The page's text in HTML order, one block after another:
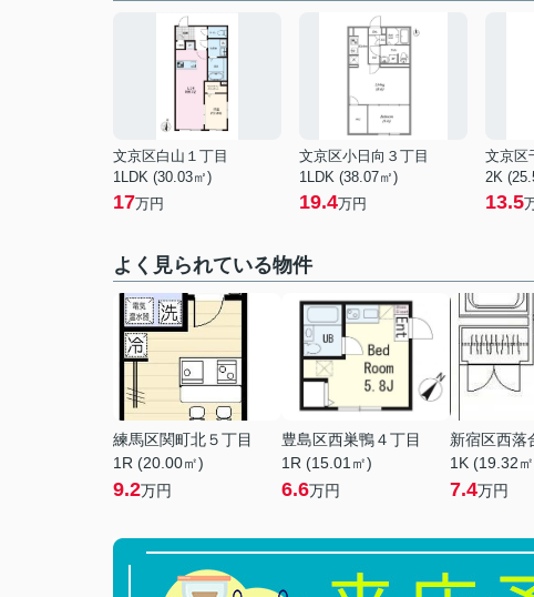
文京区白山１丁目
1LDK (30.03㎡)
17万円
文京区小日向３丁目
1LDK (38.07㎡)
19.4万円
文京区
2K
13.5
よく見られている物件
練馬区関町北５丁目
1R (20.00㎡)
9.2万円
豊島区西巣鴨４丁目
1R (15.01㎡)
6.6万円
新宿区西落
1K (19.32
7.4万円